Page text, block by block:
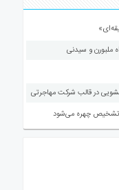
ملبورن و سیدنی
تشخیص چهره می‌شود